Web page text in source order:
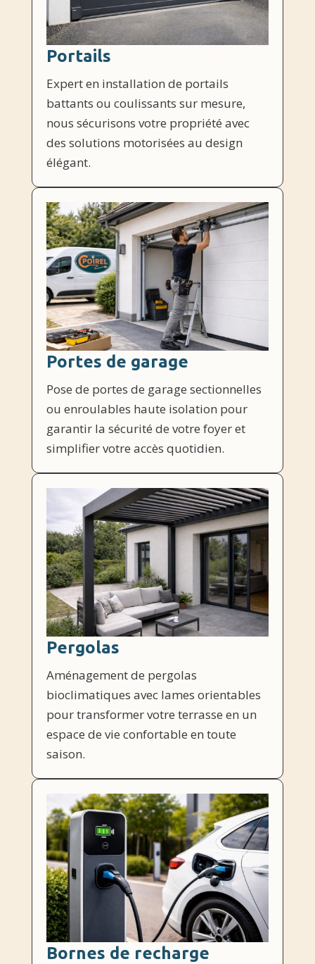
Portails
Expert en installation de portails
battants ou coulissants sur mesure,
nous sécurisons votre propriété avec
des solutions motorisées au design
élégant.
Portes de garage
Pose de portes de garage sectionnelles
ou enroulables haute isolation pour
garantir la sécurité de votre foyer et
simplifier votre accès quotidien.
Pergolas
Aménagement de pergolas
bioclimatiques avec lames orientables
pour transformer votre terrasse en un
espace de vie confortable en toute
saison.
Bornes de recharge